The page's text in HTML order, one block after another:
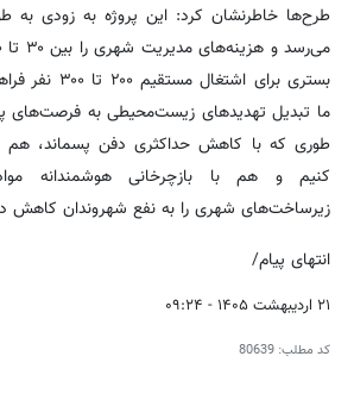
طرح‌ها خاطرنشان کرد: این پروژه‌ به زودی به
بستری برای
ما تبدیل تهدیدهای زیست‌محیطی به فرصت‌های
طوری که با کاهش حداکثری دفن پسماند، هم
کنیم و هم با بازچرخانی هوشمندانه
زیرساخت‌های شهری را به نفع شهروندان کاهش
انتهای پیام/
۲۱ اردیبهشت ۱۴۰۵ - ۰۹:۲۴
کد مطلب: 80639